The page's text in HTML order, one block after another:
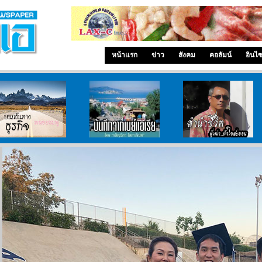
หน้าแรก ข่าว สังคม คอลัมน์ อินไ
บนเส้นทางธุรกิจ บันทึกจากเบย์เอเรีย ลำนำ..ชีวิต